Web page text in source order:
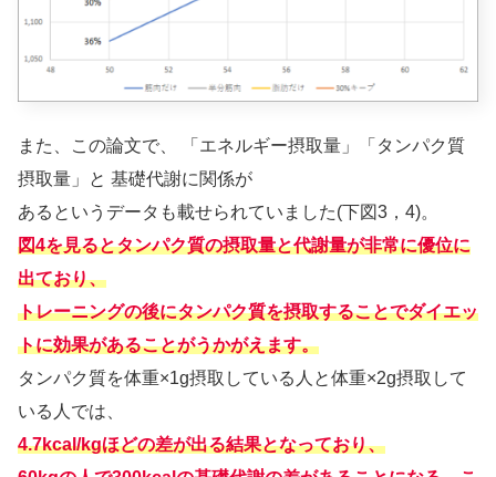
また、この論文で、 「エネルギー摂取量」「タンパク質
摂取量」と 基礎代謝に関係が
あるというデータも載せられていました(下図3，4)。
図4を見るとタンパク質の摂取量と代謝量が非常に優位に
出ており、
トレーニングの後にタンパク質を摂取することでダイエッ
トに効果があることがうかがえます。
タンパク質を体重×1g摂取している人と体重×2g摂取して
いる人では、
4.7kcal/kgほどの差が出る結果となっており、